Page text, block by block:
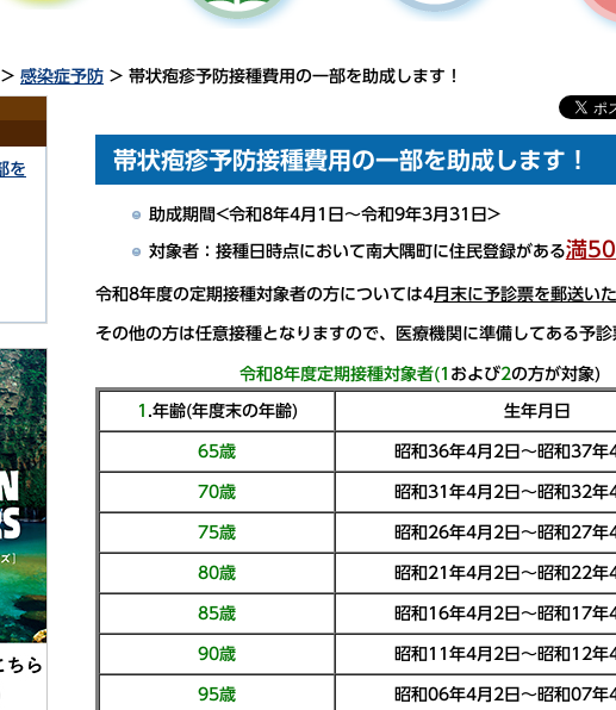
> 感染症予防 > 帯状疱疹予防接種費用の一部を助成します！
を
帯状疱疹予防接種費用の一部を助成します！
助成期間<令和8年4月1日～令和9年3月31日>
対象者：接種日時点において南大隅町に住民登録がある満
令和8年度の定期接種対象者の方については4月末に予診票を郵送いた
その他の方は任意接種となりますので、医療機関に準備してある予診
令和8年度定期接種対象者(1 および2の方が対象)
1 .年齢(年度末の年齢) 生年月日
65歳 昭和36年4月2日～昭和37年
70歳 昭和31年4月2日～昭和32年
75歳 昭和26年4月2日～昭和27年
80歳 昭和21年4月2日～昭和22年
85歳 昭和16年4月2日～昭和17年
90歳 昭和11年4月2日～昭和12年
95歳 昭和06年4月2日～昭和07年